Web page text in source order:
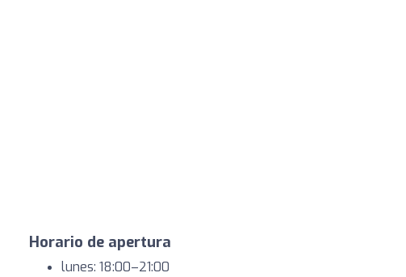
Horario de apertura
lunes: 18:00–21:00